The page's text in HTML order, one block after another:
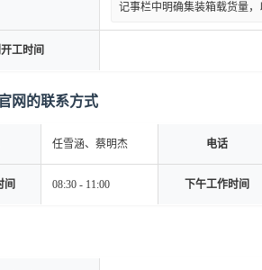
记事栏中明确集装箱载货量，
工时间
网的联系方式
任雪涵、蔡明杰 电话
间 08:30 - 11:00 下午工作时间